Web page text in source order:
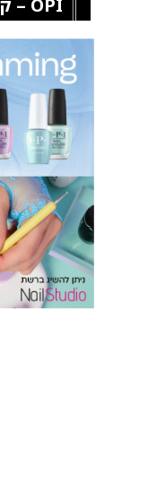
OPI – קולקציית אביב 25